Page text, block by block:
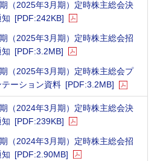
（2025年3月期）定時株主総会決
[PDF:242KB]
（2025年3月期）定時株主総会招
[PDF:3.2MB]
（2025年3月期）定時株主総会プ
テーション資料 [PDF:3.2MB]
（2024年3月期）定時株主総会決
[PDF:239KB]
（2024年3月期）定時株主総会招
[PDF:2.90MB]